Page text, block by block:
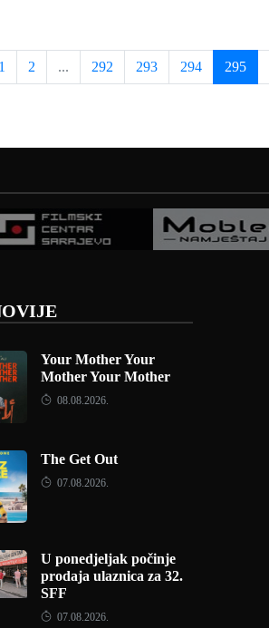
1 2 ... 292 293 294 295
Your Mother Your
Mother Your Mother
08.08.2026.
The Get Out
07.08.2026.
U ponedjeljak počinje
prodaja ulaznica za 32.
SFF
07.08.2026.